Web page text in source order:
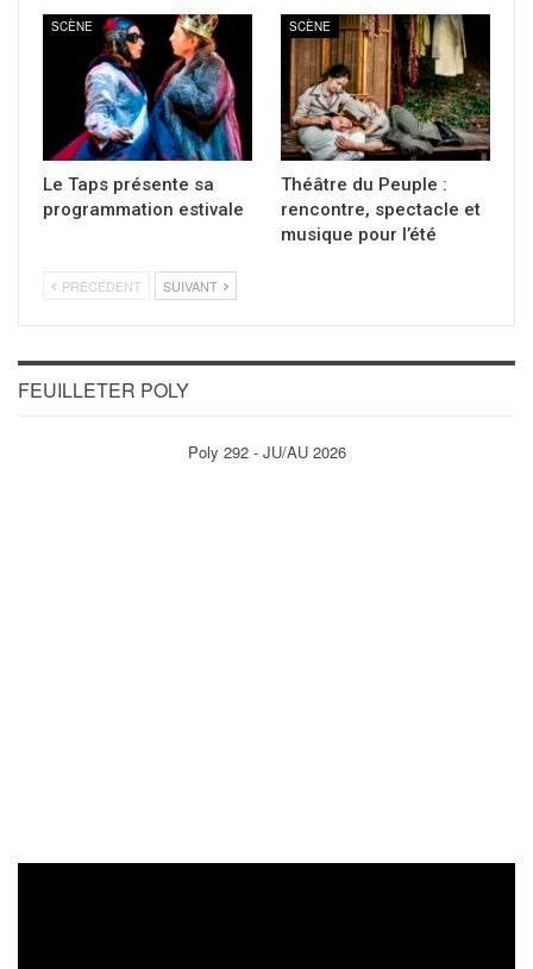
SCÈNE
Le Taps présente sa
programmation estivale
SCÈNE
Théâtre du Peuple :
rencontre, spectacle et
musique pour l’été
PRÉCÉDENT SUIVANT
FEUILLETER POLY
Poly 292 - JU/AU 2026